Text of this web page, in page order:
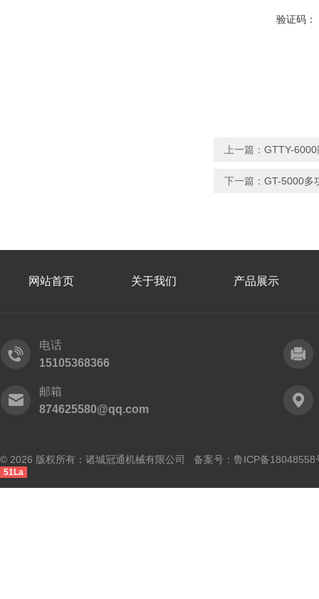
验证码：
上一篇： GTTY-
下一篇： GT-5000多
网站首页 关于我们 产品展示
电话
15105368366
邮箱
874625580@qq.com
© 2026 版权所有：诸城冠通机械有限公司 备案号： 鲁ICP备18048558
51La